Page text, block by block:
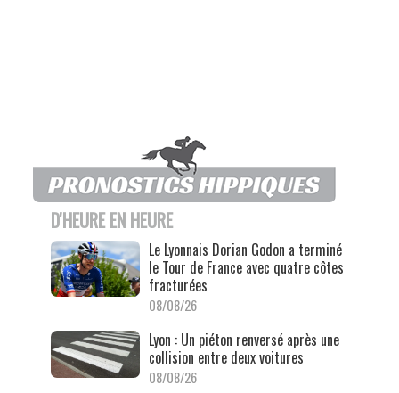
D'HEURE EN HEURE
Le Lyonnais Dorian Godon a terminé
le Tour de France avec quatre côtes
fracturées
08/08/26
Lyon : Un piéton renversé après une
collision entre deux voitures
08/08/26